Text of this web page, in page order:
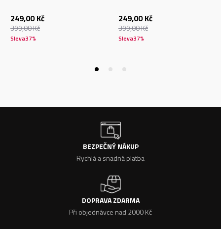
249,00 Kč
399,00Kč
Sleva37%
249,00 Kč
399,00Kč
Sleva37%
BEZPEČNÝ NÁKUP
Rychlá a snadná platba
DOPRAVA ZDARMA
Při objednávce nad 2000 Kč